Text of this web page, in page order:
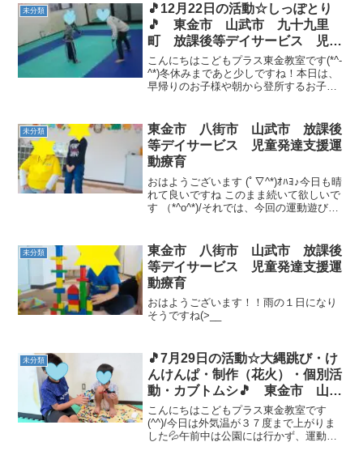
未分類
🎵12月22日の活動☆しっぽとり
🎵 東金市 山武市 九十九里
町 放課後等デイサービス 児童
発達支援 運動療育 教室見学
こんにちはこどもプラス東金教室です(*^-
^*)冬休みまであと少しですね！本日は、
早帰りのお子様や朝から登所するお子様
は・・・☆しっぽとり☆です( ^)o(^ )久し
ぶりのし...
未分類
東金市 八街市 山武市 放課後
等デイサービス 児童発達支援運
動療育
おはようございます (ﾟ∇^*)ｵﾊﾖ♪今日も晴
れて良いですね このまま続いて欲しいで
す （*^o^*)/それでは、今回の運動遊びを
の名前・好きな食べ物・好きな動物・
好...
未分類
東金市 八街市 山武市 放課後
等デイサービス 児童発達支援運
動療育
おはようございます！！雨の１日になり
そうですね(>__
未分類
🎵7月29日の活動☆大縄跳び・け
んけんぱ・制作（花火）・個別活
動・カブトムシ🎵 東金市 山武
市 九十九里町 放課後等デイサ
ービス 児童発達支援 運動療
育 教室見学
こんにちはこどもプラス東金教室です
(^^)/今日は外気温が３７度まで上がりま
した💦午前中は公園には行かず、運動あ